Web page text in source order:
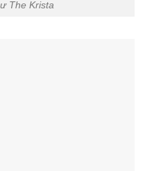
The Krista